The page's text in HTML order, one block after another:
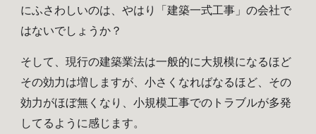
にふさわしいのは、やはり「建築一式工事」の会社で
はないでしょうか？
そして、現行の建築業法は一般的に大規模になるほど
その効力は増しますが、小さくなればなるほど、その
効力がほぼ無くなり、小規模工事でのトラブルが多発
してるように感じます。